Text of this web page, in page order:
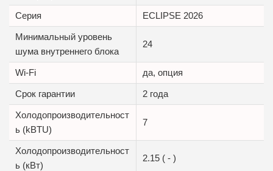
Серия ECLIPSE 2026
Минимальный уровень
шума внутреннего блока
24
Wi-Fi да, опция
Срок гарантии 2 года
Холодопроизводительност
ь (kBTU)
7
Холодопроизводительност
ь (кВт)
2.15 ( - )